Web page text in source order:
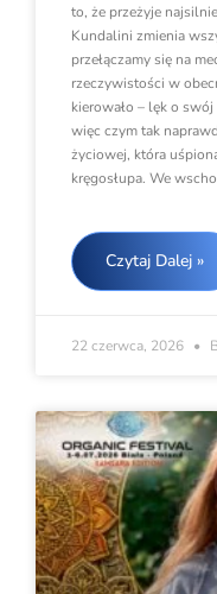
to, że przeżyje
Kundalini zmienia
przełączamy się na
rzeczywistości w
kierowało – lęk o
więc czym tak
życiowej, która
kręgosłupa. We
Czytaj Dalej »
22 czerwca, 2026